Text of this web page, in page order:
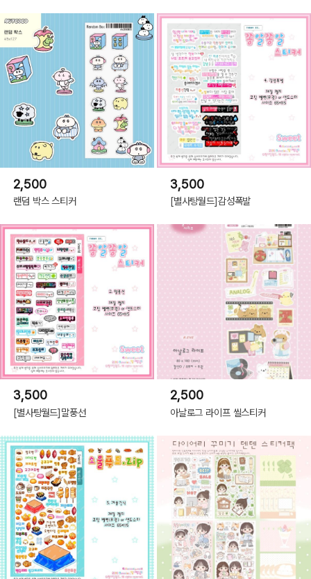
2,500
랜덤 박스 스티커
3,500
[별사탕월드]감성폭발
3,500
[별사탕월드]말풍선
2,500
아날로그 라이프 씰스티커